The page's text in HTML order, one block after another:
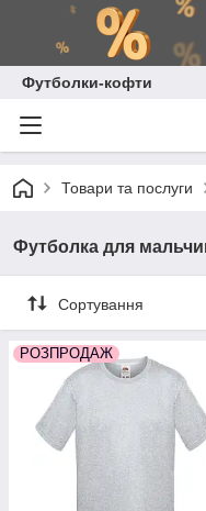
Футболки-кофти
Товари та послуги
Футболка для
Сортування
РОЗПРОДАЖ